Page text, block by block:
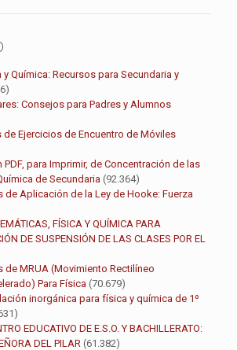
Química: Recursos para Secundaria y
Consejos para Padres y Alumnos
Ejercicios de Encuentro de Móviles
PDF, para Imprimir, de Concentración de las
de Secundaria (92.364)
de Aplicación de la Ley de Hooke: Fuerza
FÍSICA Y QUÍMICA PARA
DE SUSPENSIÓN DE LAS CLASES POR EL
de MRUA (Movimiento Rectilíneo
Para Física (70.679)
inorgánica para física y química de 1º
EDUCATIVO DE E.S.O. Y BACHILLERATO:
DEL PILAR (61.382)